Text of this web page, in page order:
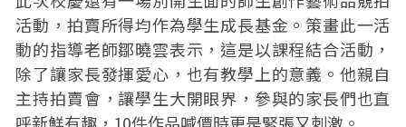
活動，拍賣所得均作為學生成長基金。策畫此一活
動的指導老師鄒曉雲表示，這是以課程結合活動，
除了讓家長發揮愛心，也有教學上的意義。他親自
主持拍賣會，讓學生大開眼界，參與的家長們也直